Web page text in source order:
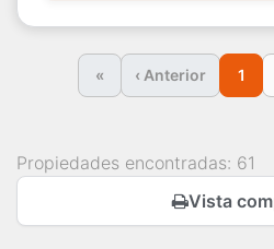
« ‹ Anterior 1
Propiedades encontradas: 61
Vista